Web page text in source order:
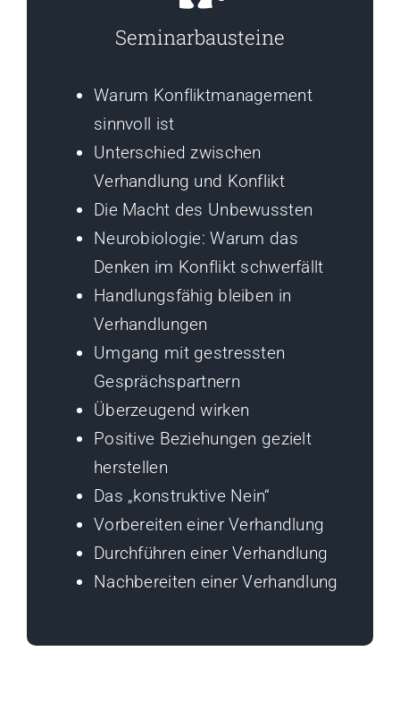
Seminarbausteine
Warum Konfliktmanagement
sinnvoll ist
Unterschied zwischen
Verhandlung und Konflikt
Die Macht des Unbewussten
Neurobiologie: Warum das
Denken im Konflikt schwerfällt
Handlungsfähig bleiben in
Verhandlungen
Umgang mit gestressten
Gesprächspartnern
Überzeugend wirken
Positive Beziehungen gezielt
herstellen
Das „konstruktive Nein“
Vorbereiten einer Verhandlung
Durchführen einer Verhandlung
Nachbereiten einer Verhandlung